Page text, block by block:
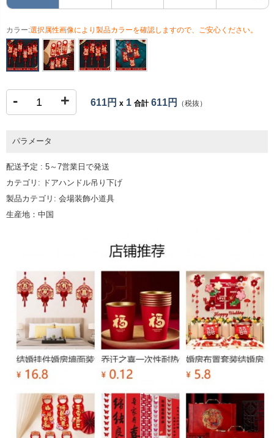
カラー:選択属性画像により製品カラーを確認しますので、ご安心ください。
- + 611円 x 1 合計611円 （税抜）
パラメータ
配送予定 : 5～7営業日で発送
カテゴリ: ドアハンドル吊り下げ
製品カテゴリ: 会場装飾小道具
生産地：中国